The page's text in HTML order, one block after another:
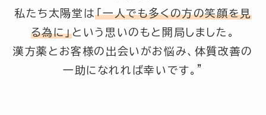
私たち太陽堂は「一人でも多くの方の笑顔を見
る為に」 という思いのもと開局しました。
漢方薬とお客様の出会いがお悩み、体質改善の
一助になれれば幸いです。”